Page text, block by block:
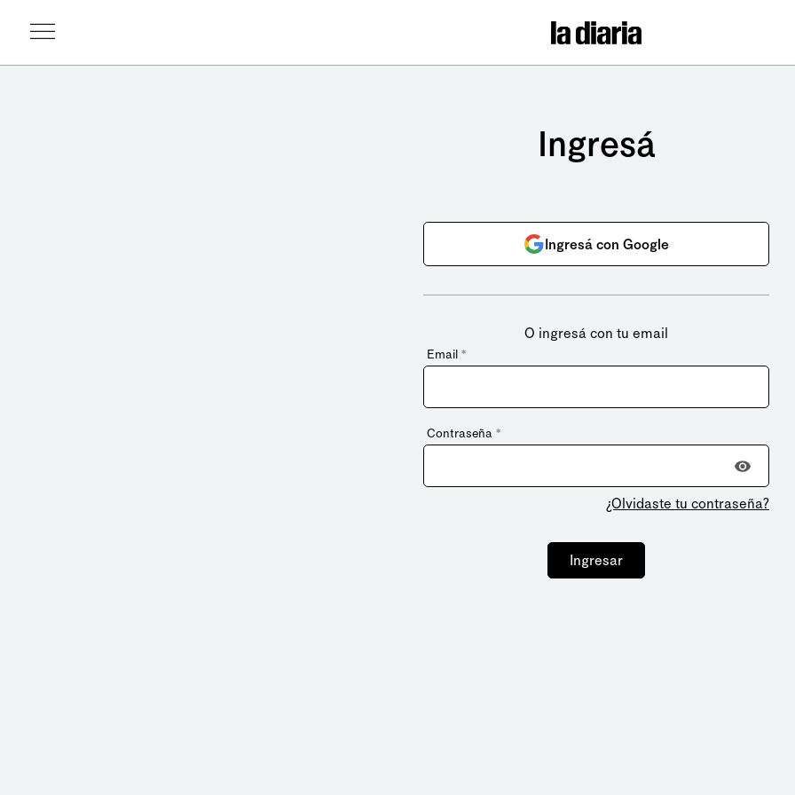
Ingresá
Ingresá con Google
O ingresá con tu email
Email *
Contraseña *
¿Olvidaste tu contraseña?
Ingresar